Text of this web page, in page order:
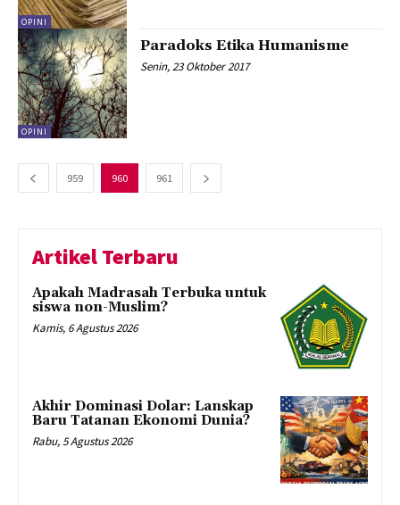
OPINI
OPINI
Paradoks Etika Humanisme
Senin, 23 Oktober 2017
959 960 961
Artikel Terbaru
Apakah Madrasah Terbuka untuk
siswa non-Muslim?
Kamis, 6 Agustus 2026
Akhir Dominasi Dolar: Lanskap
Baru Tatanan Ekonomi Dunia?
Rabu, 5 Agustus 2026